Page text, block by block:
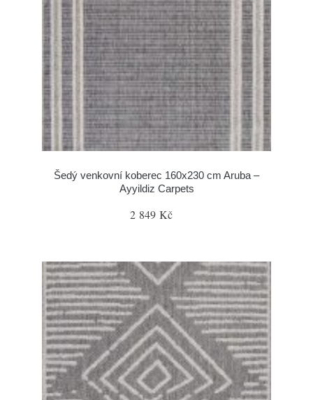
Šedý venkovní koberec 160x230 cm Aruba –
Ayyildiz Carpets
2 849 Kč